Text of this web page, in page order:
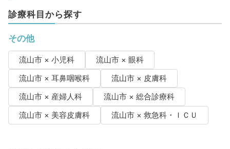
診療科目から探す
その他
流山市 × 小児科
流山市 × 眼科
流山市 × 耳鼻咽喉科
流山市 × 皮膚科
流山市 × 産婦人科
流山市 × 総合診療科
流山市 × 美容皮膚科
流山市 × 救急科・ＩＣＵ